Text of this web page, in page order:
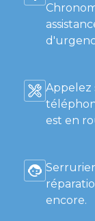
Appelez
est en
encore.